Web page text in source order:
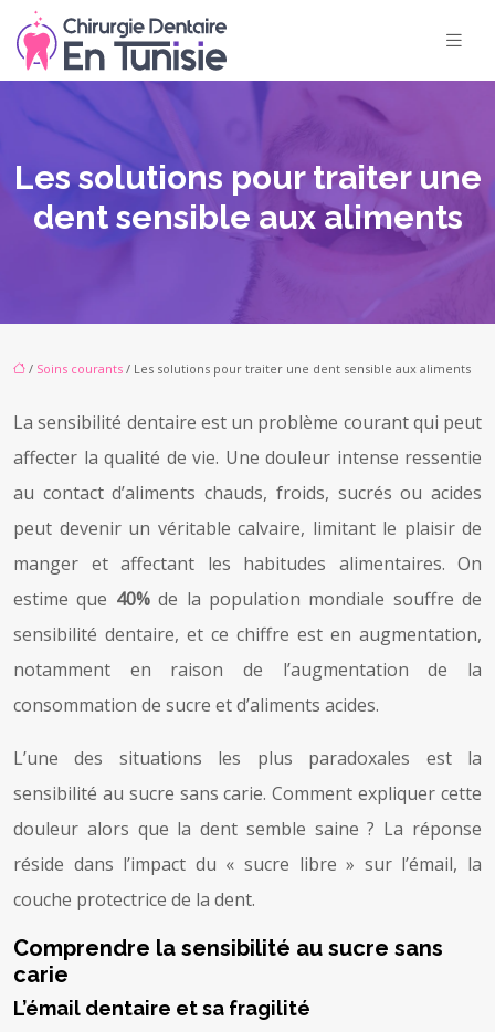
Les solutions pour traiter une
dent sensible aux aliments
/ Soins courants / Les solutions pour traiter une dent sensible aux aliments
La sensibilité dentaire est un problème courant qui peut
affecter la qualité de vie. Une douleur intense ressentie
au contact d’aliments chauds, froids, sucrés ou acides
peut devenir un véritable calvaire, limitant le plaisir de
manger et affectant les habitudes alimentaires. On
estime que 40%de la population mondiale souffre de
sensibilité dentaire, et ce chiffre est en augmentation,
notamment en raison de l’augmentation de la
consommation de sucre et d’aliments acides.
L’une des situations les plus paradoxales est la
sensibilité au sucre sans carie. Comment expliquer cette
douleur alors que la dent semble saine ? La réponse
réside dans l’impact du « sucre libre » sur l’émail, la
couche protectrice de la dent.
Comprendre la sensibilité au sucre sans
carie
L’émail dentaire et sa fragilité